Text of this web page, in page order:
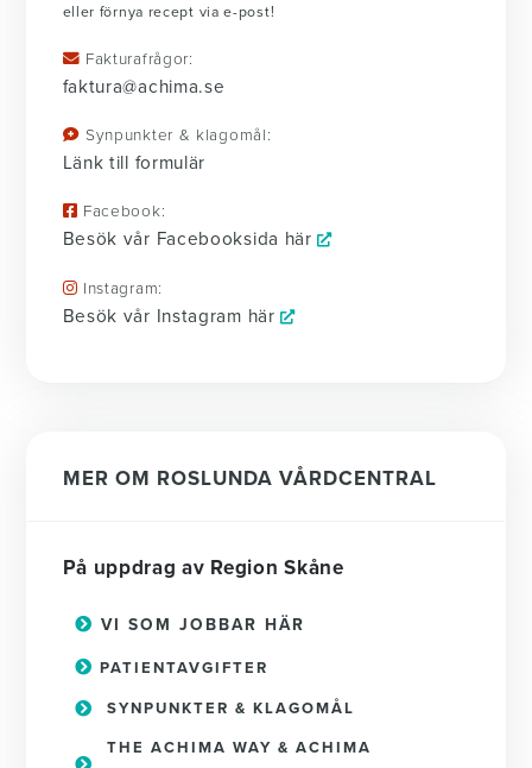
eller förnya recept via e-post!
Fakturafrågor:
faktura@achima.se
Synpunkter & klagomål:
Länk till formulär
Facebook:
Besök vår Facebooksida här
Instagram:
Besök vår Instagram här
MER OM ROSLUNDA VÅRDCENTRAL
På uppdrag av Region Skåne
VI SOM JOBBAR HÄR
PATIENTAVGIFTER
SYNPUNKTER & KLAGOMÅL
THE ACHIMA WAY & ACHIMA